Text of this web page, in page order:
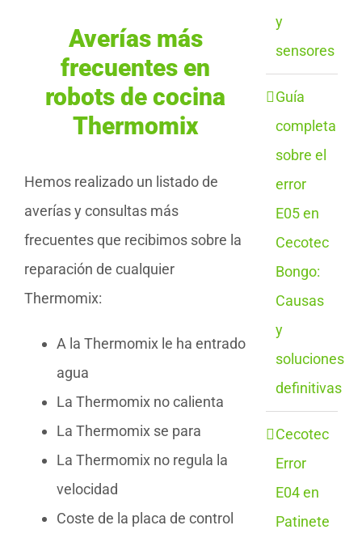
Averías más
frecuentes en
robots de cocina
Thermomix
Hemos realizado un listado de
averías y consultas más
frecuentes que recibimos sobre la
reparación de cualquier
Thermomix:
A la Thermomix le ha entrado
agua
La Thermomix no calienta
La Thermomix se para
La Thermomix no regula la
velocidad
Coste de la placa de control
y
sensores
Guía
completa
sobre el
error
E05 en
Cecotec
Bongo:
Causas
y
soluciones
definitivas
Cecotec
Error
E04 en
Patinete